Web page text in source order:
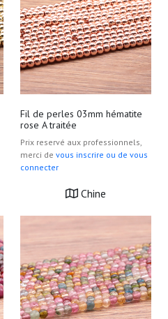
Fil de perles 03mm hématite
rose A traitée
Prix reservé aux professionnels,
merci de vous inscrire ou de vous
connecter
Chine